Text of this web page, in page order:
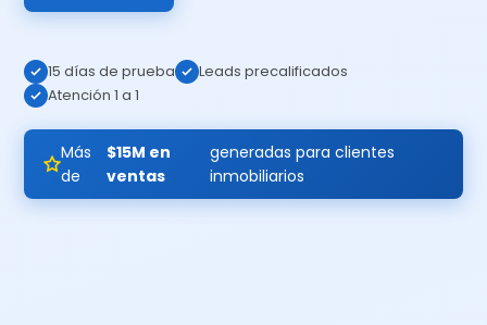
15 días de prueba
Leads precalificados
Atención 1 a 1
Más
de
$15M en
ventas
generadas para clientes
inmobiliarios